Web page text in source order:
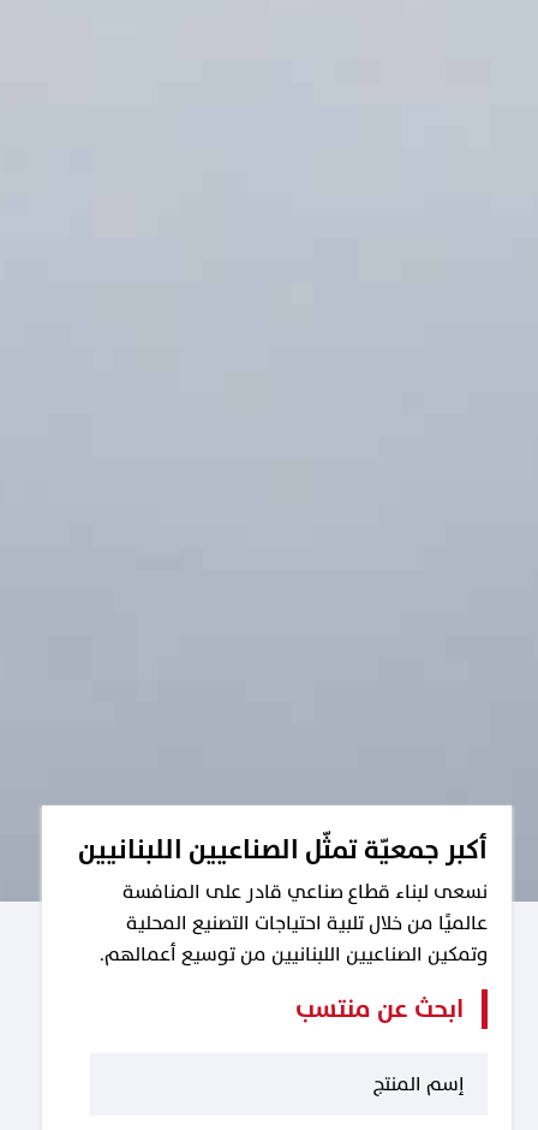
أكبر جمعيّة تمثّل الصناعيين اللبنانيين
نسعى لبناء قطاع صناعي قادر على المنافسة
عالميًا من خلال تلبية احتياجات التصنيع المحلية
وتمكين الصناعيين اللبنانيين من توسيع أعمالهم.
ابحث عن منتسب